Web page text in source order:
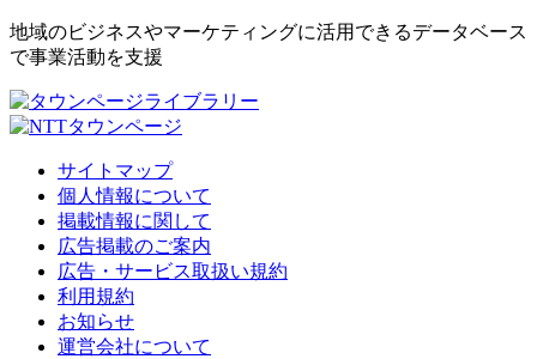
地域のビジネスやマーケティングに活用できるデータベース
で事業活動を支援
サイトマップ
個人情報について
掲載情報に関して
広告掲載のご案内
広告・サービス取扱い規約
利用規約
お知らせ
運営会社について